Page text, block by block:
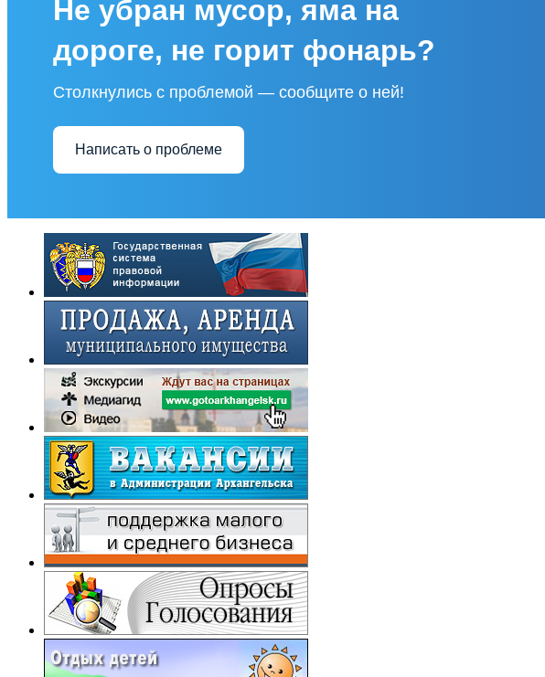
Не убран мусор, яма на
дороге, не горит фонарь?
Столкнулись с проблемой — сообщите о ней!
Написать о проблеме